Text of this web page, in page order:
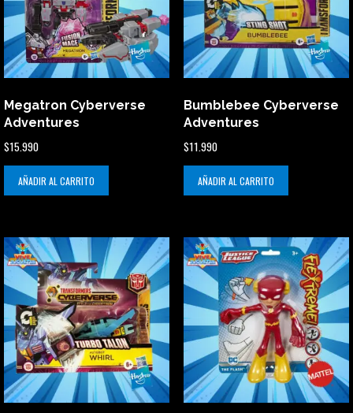
Megatron Cyberverse
Adventures
$15.990
AÑADIR AL CARRITO
Bumblebee Cyberverse
Adventures
$11.990
AÑADIR AL CARRITO